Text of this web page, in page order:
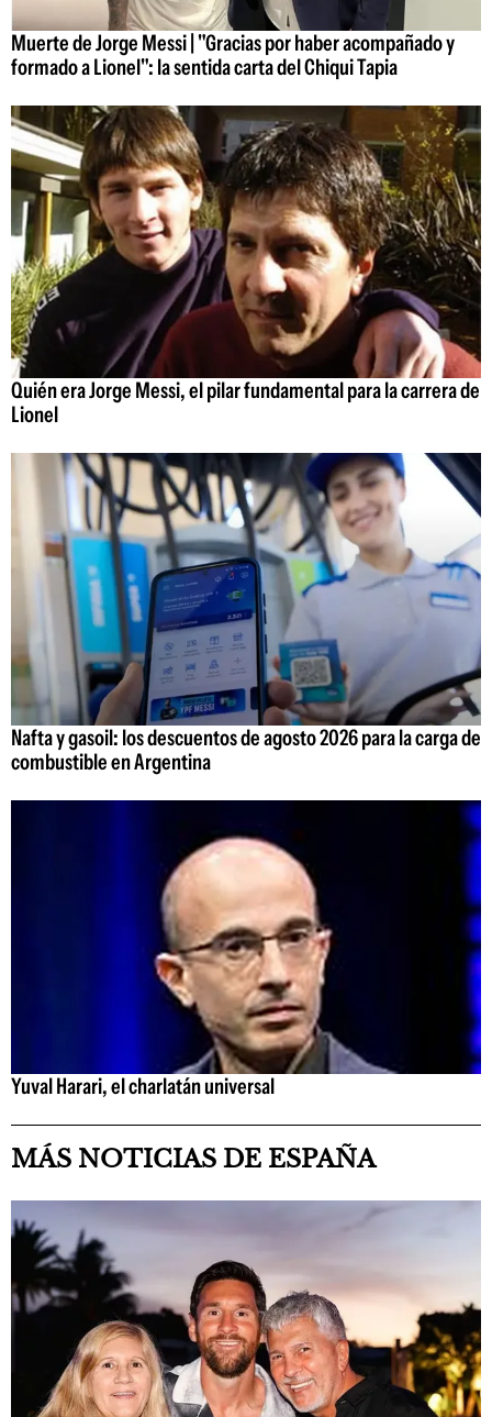
Muerte de Jorge Messi | "Gracias por haber acompañado y
formado a Lionel": la sentida carta del Chiqui Tapia
Quién era Jorge Messi, el pilar fundamental para la carrera de
Lionel
Nafta y gasoil: los descuentos de agosto 2026 para la carga de
combustible en Argentina
Yuval Harari, el charlatán universal
MÁS NOTICIAS DE ESPAÑA